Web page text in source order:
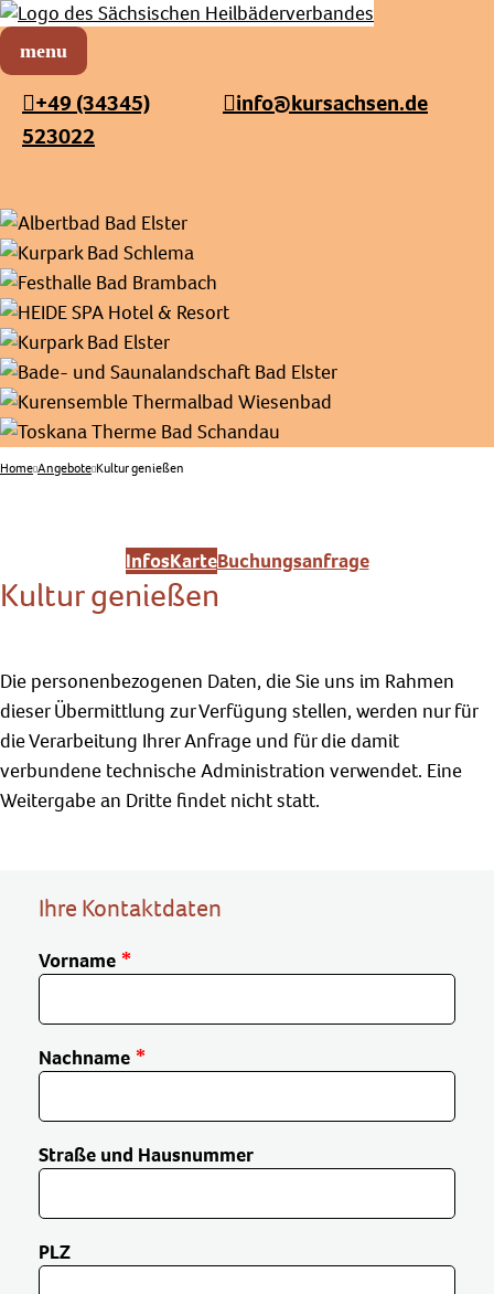
Sächsischer Heilbäderverband
+49 (34345)
523022
info@kursachsen.de
Home Angebote Kultur genießen
InfosKarteBuchungsanfrage
Kultur genießen
Die personenbezogenen Daten, die Sie uns im Rahmen
dieser Übermittlung zur Verfügung stellen, werden nur für
die Verarbeitung Ihrer Anfrage und für die damit
verbundene technische Administration verwendet. Eine
Weitergabe an Dritte findet nicht statt.
Ihre Kontaktdaten
Vorname
Nachname
Straße und Hausnummer
PLZ